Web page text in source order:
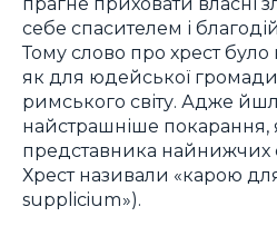
себе спасителем і
Тому слово про хрест
як для юдейської
римського світу. Адже
найстрашніше покарання,
представника найнижчих
Хрест називали «карою
supplicium»).